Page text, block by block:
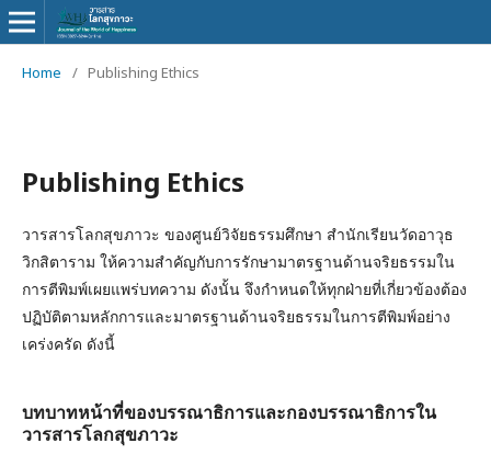
Home / Publishing Ethics
Publishing Ethics
วารสารโลกสุขภาวะ ของศูนย์วิจัยธรรมศึกษา สำนักเรียนวัดอาวุธ
วิกสิตาราม ให้ความสำคัญกับการรักษามาตรฐานด้านจริยธรรมใน
การตีพิมพ์เผยแพร่บทความ ดังนั้น จึงกำหนดให้ทุกฝ่ายที่เกี่ยวข้องต้อง
ปฏิบัติตามหลักการและมาตรฐานด้านจริยธรรมในการตีพิมพ์อย่าง
เคร่งครัด ดังนี้
บทบาทหน้าที่ของบรรณาธิการและกองบรรณาธิการใน
วารสารโลกสุขภาวะ